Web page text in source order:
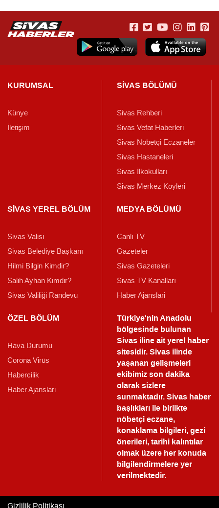
KURUMSAL
Künye
İletişim
SİVAS BÖLÜMÜ
Sivas Rehberi
Sivas Vefat Haberleri
Sivas Nöbetçi Eczaneler
Sivas Hastaneleri
Sivas İlkokulları
Sivas Merkez Köyleri
SİVAS YEREL BÖLÜM
Sivas Valisi
Sivas Belediye Başkanı
Hilmi Bilgin Kimdir?
Salih Ayhan Kimdir?
Sivas Valiliği Randevu
MEDYA BÖLÜMÜ
Canlı TV
Gazeteler
Sivas Gazeteleri
Sivas TV Kanalları
Haber Ajanslari
ÖZEL BÖLÜM
Hava Durumu
Corona Virüs
Habercilik
Haber Ajanslari
Türkiye'nin Anadolu
bölgesinde bulunan
Sivas iline ait yerel haber
sitesidir. Sivas ilinde
yaşanan gelişmeleri
ekibimiz son dakika
olarak sizlere
sunmaktadır.Sivas haber
başlıkları ile birlikte
nöbetçi eczane,
konaklama bilgileri, gezi
önerileri, tarihi kalıntılar
olmak üzere her konuda
bilgilendirmelere yer
verilmektedir.
Gizlilik Politikası